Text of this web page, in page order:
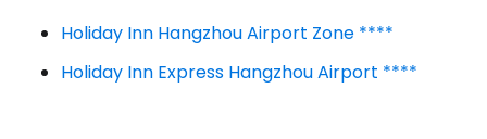
Holiday Inn Hangzhou Airport Zone ****
Holiday Inn Express Hangzhou Airport ****